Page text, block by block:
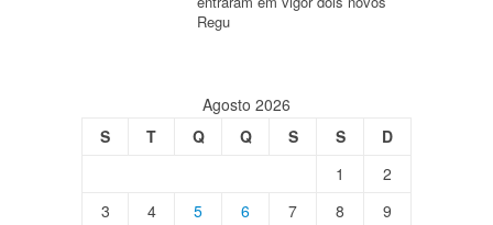
Regu
Agosto 2026
S
T Q Q S S
D
1
2
3
4 5 6 7 8
9